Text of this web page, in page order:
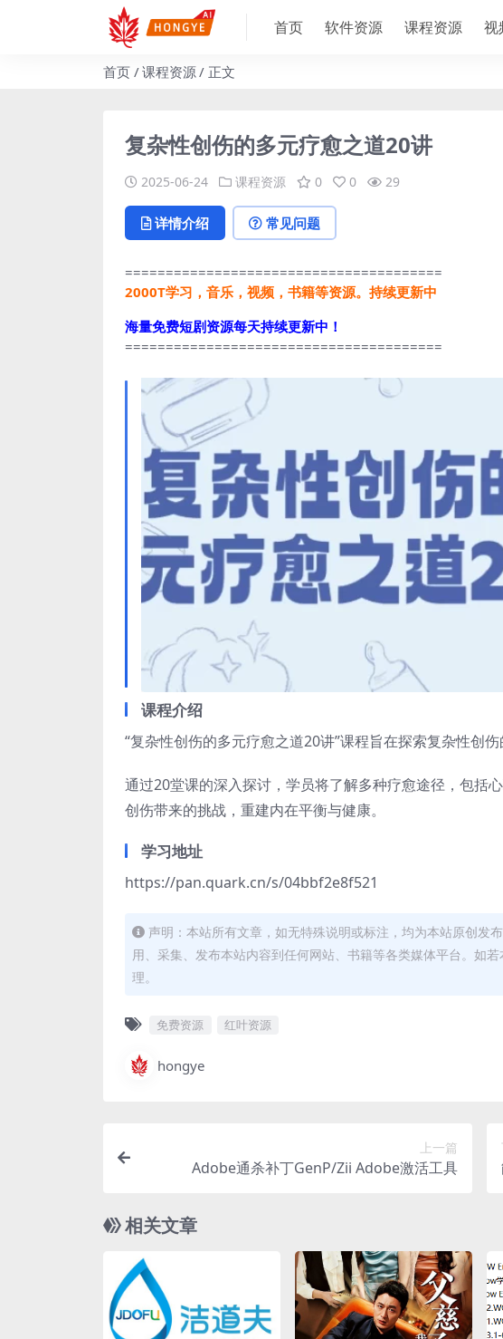
首页 软件资源 课程资源 视
首页 课程资源 正文
复杂性创伤的多元疗愈之道20讲
2025-06-24 课程资源 0 0 29
详情介绍 常见问题
=======================================
2000T学习，音乐，视频，书籍等资源。持续更新中
海量免费短剧资源每天持续更新中！
=======================================
课程介绍
“复杂性创伤的多元疗愈之道20讲”课程旨在探索复杂性创伤
通过20堂课的深入探讨，学员将了解多种疗愈途径，包括
创伤带来的挑战，重建内在平衡与健康。
学习地址
​https://pan.quark.cn/s/04bbf2e8f521
声明：本站所有文章，如无特殊说明或标注，均为本站原创发
用、采集、发布本站内容到任何网站、书籍等各类媒体平台。如
理。
免费资源 红叶资源
hongye
上一篇
Adobe通杀补丁GenP/Zii Adobe激活工具
相关文章